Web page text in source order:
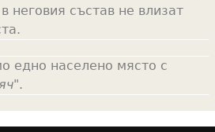
неговия състав не влизат
едно населено място с
".